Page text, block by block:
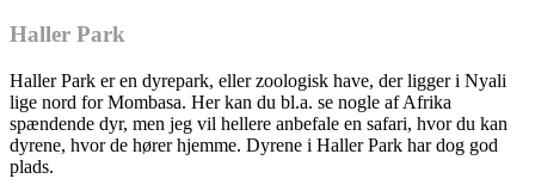
Haller Park
Haller Park er en dyrepark, eller zoologisk have, der ligger i Nyali
lige nord for Mombasa. Her kan du bl.a. se nogle af Afrika
spændende dyr, men jeg vil hellere anbefale en safari, hvor du kan
dyrene, hvor de hører hjemme. Dyrene i Haller Park har dog god
plads.